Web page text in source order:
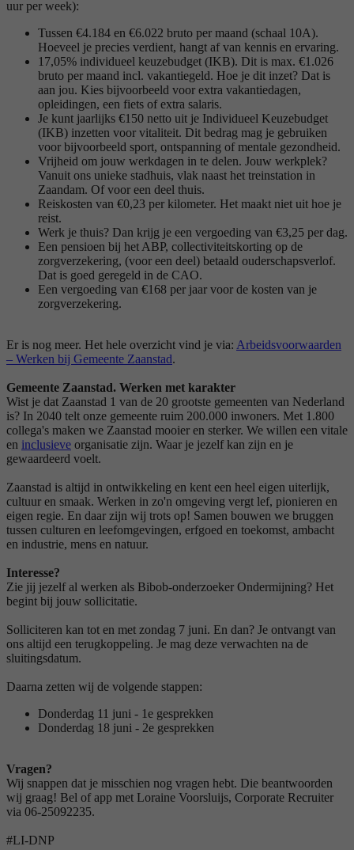
uur per week):
Tussen €4.184 en €6.022 bruto per maand (schaal 10A).
Hoeveel je precies verdient, hangt af van kennis en ervaring.
17,05% individueel keuzebudget (IKB). Dit is max. €1.026
bruto per maand incl. vakantiegeld. Hoe je dit inzet? Dat is
aan jou. Kies bijvoorbeeld voor extra vakantiedagen,
opleidingen, een fiets of extra salaris.
Je kunt jaarlijks €150 netto uit je Individueel Keuzebudget
(IKB) inzetten voor vitaliteit. Dit bedrag mag je gebruiken
voor bijvoorbeeld sport, ontspanning of mentale gezondheid.
Vrijheid om jouw werkdagen in te delen. Jouw werkplek?
Vanuit ons unieke stadhuis, vlak naast het treinstation in
Zaandam. Of voor een deel thuis.
Reiskosten van €0,23 per kilometer. Het maakt niet uit hoe je
reist.
Werk je thuis? Dan krijg je een vergoeding van €3,25 per dag.
Een pensioen bij het ABP, collectiviteitskorting op de
zorgverzekering, (voor een deel) betaald ouderschapsverlof.
Dat is goed geregeld in de CAO.
Een vergoeding van €168 per jaar voor de kosten van je
zorgverzekering.
Er is nog meer. Het hele overzicht vind je via: Arbeidsvoorwaarden
– Werken bij Gemeente Zaanstad.
Gemeente Zaanstad. Werken met karakter
Wist je dat Zaanstad 1 van de 20 grootste gemeenten van Nederland
is? In 2040 telt onze gemeente ruim 200.000 inwoners. Met 1.800
collega's maken we Zaanstad mooier en sterker. We willen een vitale
en inclusieve organisatie zijn. Waar je jezelf kan zijn en je
gewaardeerd voelt.
Zaanstad is altijd in ontwikkeling en kent een heel eigen uiterlijk,
cultuur en smaak. Werken in zo'n omgeving vergt lef, pionieren en
eigen regie. En daar zijn wij trots op! Samen bouwen we bruggen
tussen culturen en leefomgevingen, erfgoed en toekomst, ambacht
en industrie, mens en natuur.
Interesse?
Zie jij jezelf al werken als Bibob-onderzoeker Ondermijning? Het
begint bij jouw sollicitatie.
Solliciteren kan tot en met zondag 7 juni. En dan? Je ontvangt van
ons altijd een terugkoppeling. Je mag deze verwachten na de
sluitingsdatum.
Daarna zetten wij de volgende stappen:
Donderdag 11 juni - 1e gesprekken
Donderdag 18 juni - 2e gesprekken
Vragen?
Wij snappen dat je misschien nog vragen hebt. Die beantwoorden
wij graag! Bel of app met Loraine Voorsluijs, Corporate Recruiter
via 06-25092235.
#LI-DNP